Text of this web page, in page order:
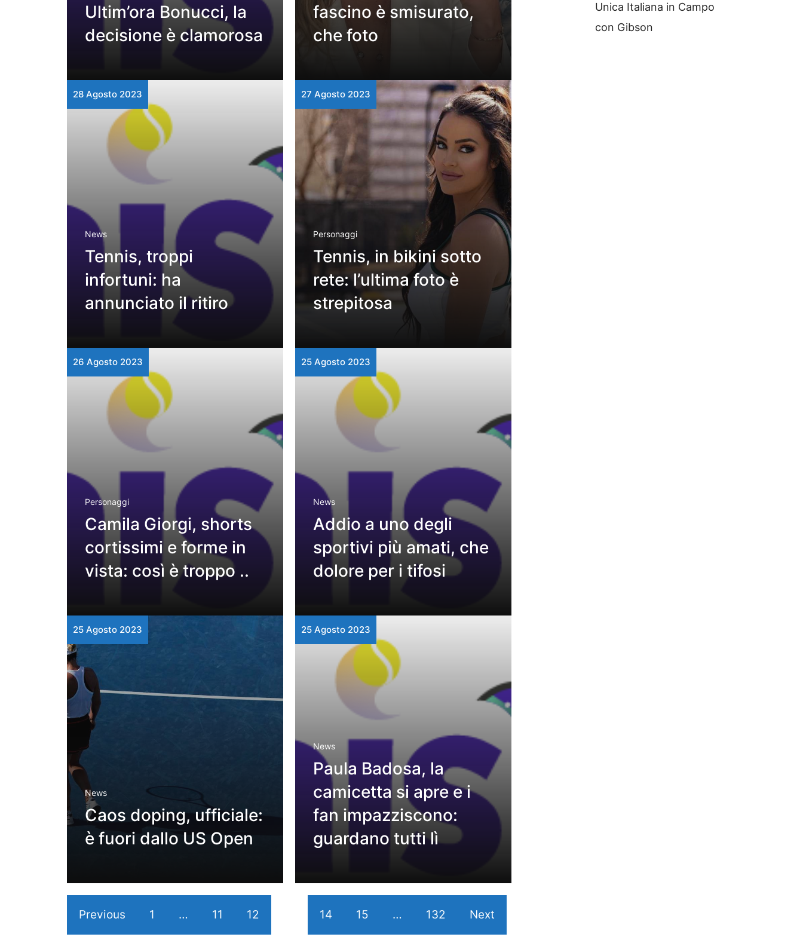
Ultim’ora Bonucci, la
decisione è clamorosa
fascino è smisurato,
che foto
28 Agosto 2023
News
Tennis, troppi
infortuni: ha
annunciato il ritiro
27 Agosto 2023
Personaggi
Tennis, in bikini sotto
rete: l’ultima foto è
strepitosa
26 Agosto 2023
Personaggi
Camila Giorgi, shorts
cortissimi e forme in
vista: così è troppo ..
25 Agosto 2023
News
Addio a uno degli
sportivi più amati, che
dolore per i tifosi
25 Agosto 2023
News
Caos doping, ufficiale:
è fuori dallo US Open
25 Agosto 2023
News
Paula Badosa, la
camicetta si apre e i
fan impazziscono:
guardano tutti lì
Previous 1 … 11 12 14 15 … 132 Next
Unica Italiana in Campo
con Gibson